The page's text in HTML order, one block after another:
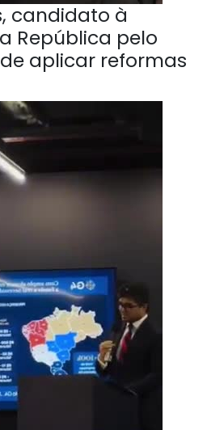
candidato à
República pelo
aplicar reformas